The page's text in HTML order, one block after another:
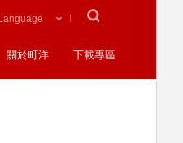
關於町洋 下載專區